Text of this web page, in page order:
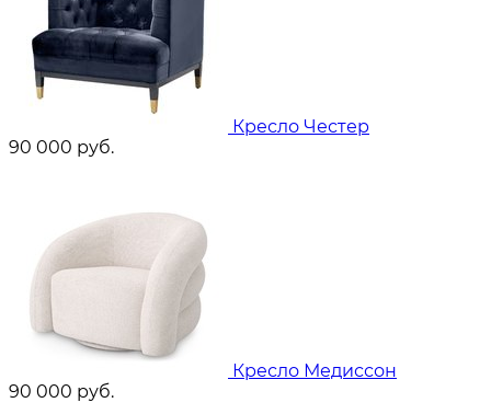
Кресло Честер
90 000 руб.
Кресло Медиссон
90 000 руб.